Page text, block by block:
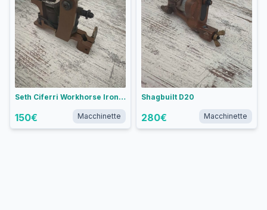
Seth Ciferri Workhorse Irons Weiner Dog liner
150€ Macchinette
Shagbuilt D20
280€ Macchinette